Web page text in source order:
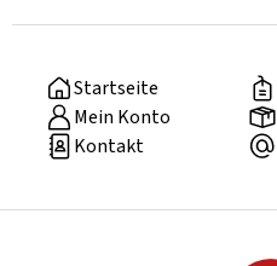
Startseite
Mein Konto
Kontakt